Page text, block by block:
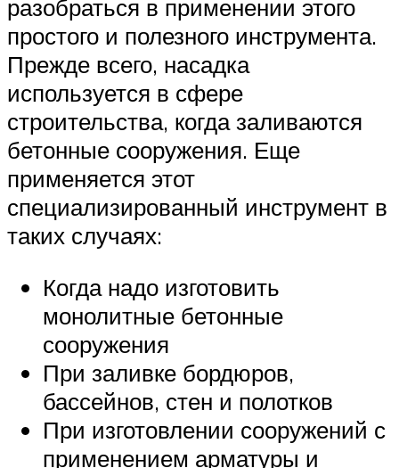
разобраться в применении этого
простого и полезного инструмента.
Прежде всего, насадка
используется в сфере
строительства, когда заливаются
бетонные сооружения. Еще
применяется этот
специализированный инструмент в
таких случаях:
Когда надо изготовить
монолитные бетонные
сооружения
При заливке бордюров,
бассейнов, стен и полотков
При изготовлении сооружений с
применением арматуры и